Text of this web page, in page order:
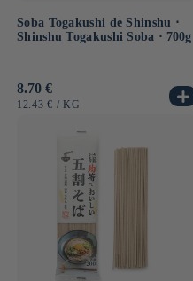
Soba Togakushi de Shinshu ⋅
Shinshu Togakushi Soba ⋅ 700g
Normale
prijs
8.70 €
EENHEIDSPRIJS
12.43 € / PER
KG